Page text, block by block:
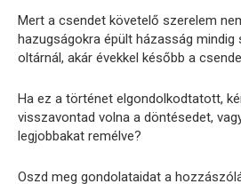
Mert a csendet követelő szerelem
hazugságokra épült házasság mindig
oltárnál, akár évekkel később a
Ha ez a történet elgondolkodtatott,
visszavontad volna a döntésedet,
legjobbakat remélve?
Oszd meg gondolataidat a